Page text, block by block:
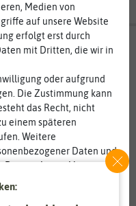
Medien von
auf unsere Website
erfolgt erst durch
mit Dritten, die wir in
oder aufgrund
Die Zustimmung kann
das Recht, nicht
einem späteren
Weitere
Daten und
Daten­schutz­erklärung.